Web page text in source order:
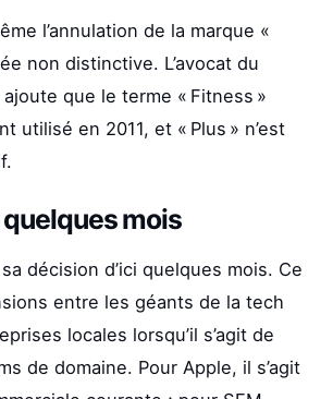
l’annulation de la marque «
non distinctive. L’avocat du
ajoute que le terme « Fitness »
utilisé en 2011, et « Plus » n’est
mois
décision d’ici quelques mois. Ce
entre les géants de la tech
locales lorsqu’il s’agit de
de domaine. Pour Apple, il s’agit